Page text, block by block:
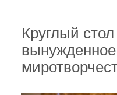
Круглый